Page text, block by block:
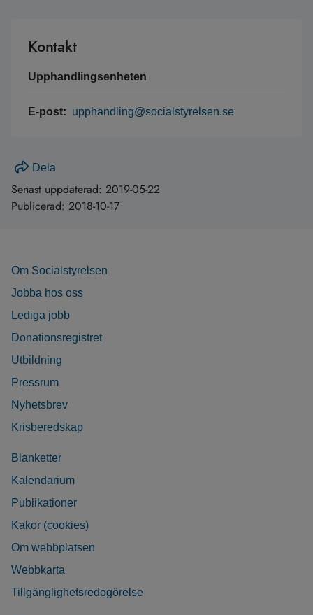
Kontakt
Upphandlingsenheten
E-post: upphandling@socialstyrelsen.se
Dela
Senast uppdaterad: 2019-05-22
Publicerad: 2018-10-17
Om Socialstyrelsen
Jobba hos oss
Lediga jobb
Donationsregistret
Utbildning
Pressrum
Nyhetsbrev
Krisberedskap
Blanketter
Kalendarium
Publikationer
Kakor (cookies)
Om webbplatsen
Webbkarta
Tillgänglighetsredogörelse